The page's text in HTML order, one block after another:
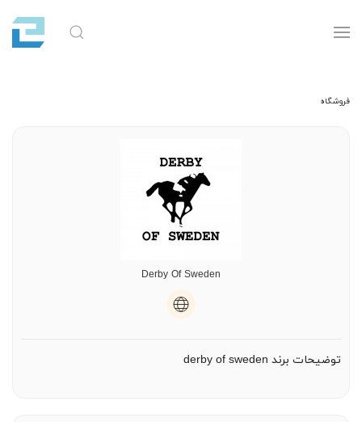
فروشگاه
Derby Of Sweden
توضیحات برند derby of sweden